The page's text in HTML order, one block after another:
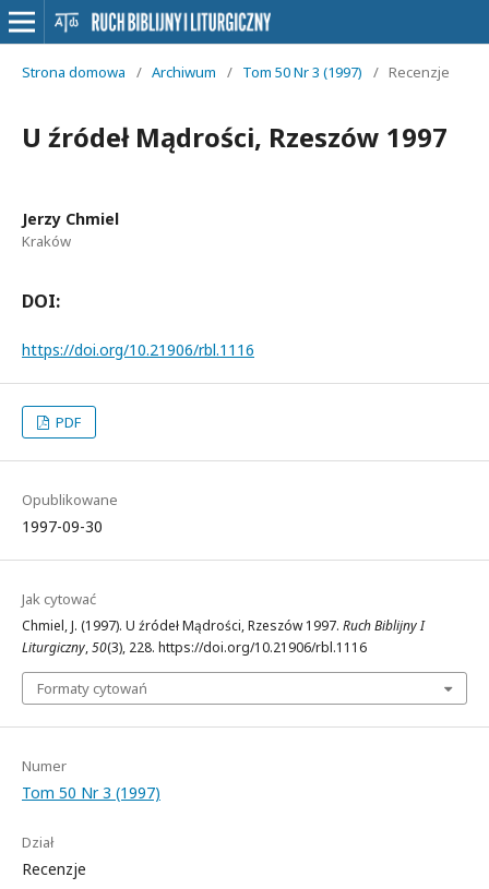
Strona domowa / Archiwum / Tom 50 Nr 3 (1997) / Recenzje
U źródeł Mądrości, Rzeszów 1997
Jerzy Chmiel
Kraków
DOI:
https://doi.org/10.21906/rbl.1116
PDF
Opublikowane
1997-09-30
Jak cytować
Chmiel, J. (1997). U źródeł Mądrości, Rzeszów 1997. Ruch Biblijny I
Liturgiczny,50(3), 228. https://doi.org/10.21906/rbl.1116
Formaty cytowań
Numer
Tom 50 Nr 3 (1997)
Dział
Recenzje